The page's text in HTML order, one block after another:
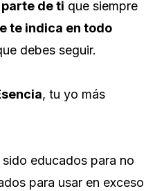
de ti que siempre
te indica en todo
debes seguir.
, tu yo más
educados para no
para usar en exceso